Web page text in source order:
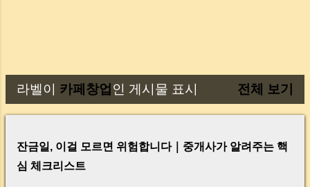
글
라벨이 카페창업 인 게시물 표시 전체 보기
잔금일, 이걸 모르면 위험합니다｜중개사가 알려주는 핵
심 체크리스트